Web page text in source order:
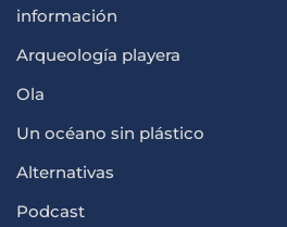
información
Arqueología playera
Ola
Un océano sin plástico
Alternativas
Podcast